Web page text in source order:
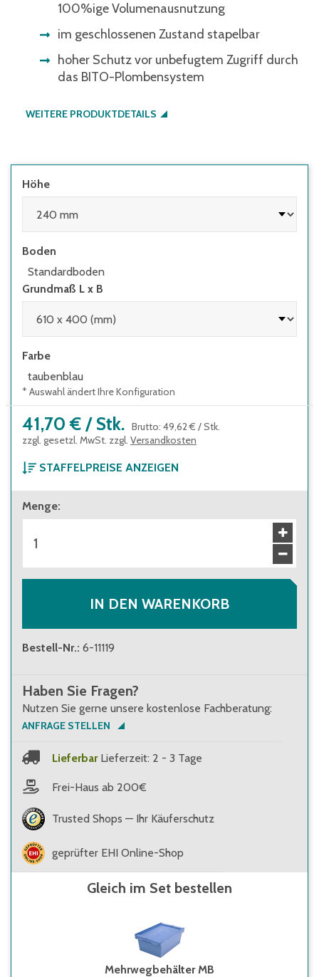
100%ige Volumenausnutzung
im geschlossenen Zustand stapelbar
hoher Schutz vor unbefugtem Zugriff durch
das BITO-Plombensystem
WEITERE PRODUKTDETAILS
Höhe
Boden
Standardboden
Grundmaß L x B
Farbe
taubenblau
* Auswahl ändert Ihre Konfiguration
41,70 € / Stk. Brutto: 49,62 € /Stk.
zzgl. gesetzl. MwSt. zzgl. Versandkosten
STAFFELPREISE ANZEIGEN
ab 1 Stück
41,70 €
ab 104 Stück
37,60 €
Menge:
IN DEN WARENKORB
Bestell-Nr.: 6-11119
Haben Sie Fragen?
Nutzen Sie gerne unsere kostenlose Fachberatung:
ANFRAGE STELLEN
Lieferbar Lieferzeit: 2 - 3 Tage
Frei-Haus ab 200€
Trusted Shops — Ihr Käuferschutz
geprüfter EHI Online-Shop
Gleich im Set bestellen
Mehrwegbehälter MB